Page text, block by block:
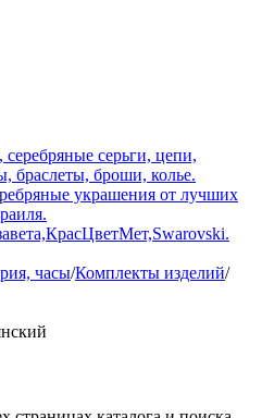
серьги, цепи,
браслеты, броши, колье.
украшения от лучших
часы/Комплекты изделий/